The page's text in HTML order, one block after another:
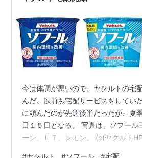
今は体調が悪いので、ヤクルトの宅
んだ。以前も宅配サービスをしてい
に頼んだのが先週後半だったが、夏
日１５日となる。 写真は、ソフール
ーン、ＬＴ、レモン。 (c)ヤクルト